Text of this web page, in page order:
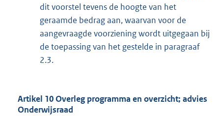
dit voorstel tevens de hoogte van het
geraamde bedrag aan, waarvan voor de
aangevraagde voorziening wordt uitgegaan bij
de toepassing van het gestelde in paragraaf
2.3.
Artikel 10 Overleg programma en overzicht; advies
Onderwijsraad